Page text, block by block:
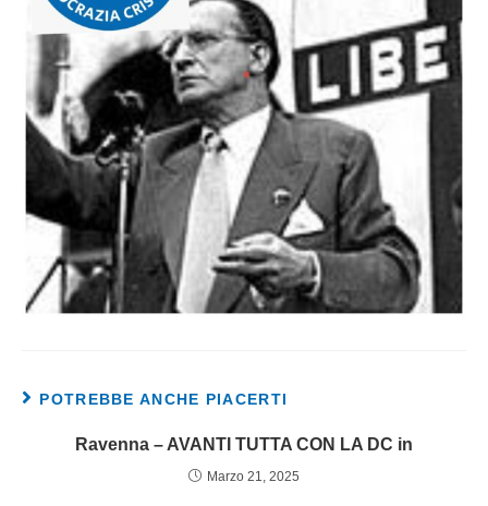
POTREBBE ANCHE PIACERTI
Ravenna – AVANTI TUTTA CON LA DC in
Marzo 21, 2025